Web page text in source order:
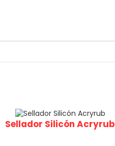
Sellador Silicón Acryrub